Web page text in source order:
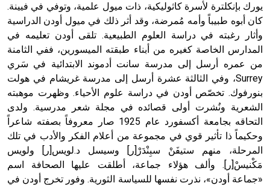
يورك بإنكلترة لأسرة كاثوليكية، ذات ميول علمية، وتوفي في فيينة.
كان أبوه طبيباً وأمه مُمرضة، وقد أثر ذلك في ميول أودن الدراسية
وأثار رغبته في دراسة العلوم الطبيعية. تلقى أودن تعليمه في
المدارس الخاصة كغيره من أبناء طبقته الميسورين، ففي الثامنة
من عمره أرسل إلى مدرسة سانت أدموند الابتدائية في سَري
Surrey، وفي الثالثة عشرة أرسل إلى مدرسة غريشام في هولت
بنورفوك. تخصّص أودن في دراسة علوم الأحياء. وظهرت موهبته
الشعرية ونُشرت أولى قصائده في مجلة شعر مدرسية. ولدى
التحاقه بجامعة أكسفورد عام 1925 صار معروفاً بصفته شاعراً
وحكيماً ذا تأثير قوي في مجموعة من أعلام الفكر والأدب في تلك
المرحلة، منهم ستيفَنْ سبِنْدَرْ[ر] وسيسل د.لويس[ر] ولويس
مَكْنيسْ[ر]. وألف هؤلاء جماعة، أطلقت عليها الصحافة اسم
«جماعة أودن»، نذرت نفسها للسياسة الثورية. وفور تخرج أودن في